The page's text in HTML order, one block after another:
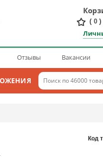
( 0 )
Отзывы Вакансии
Код